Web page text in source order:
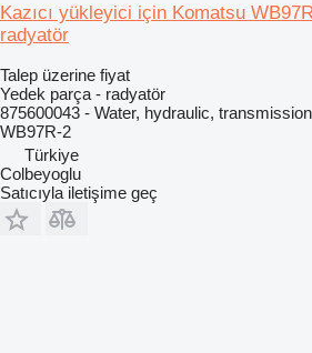
Kazıcı yükleyici için Komatsu
radyatör
Talep üzerine fiyat
Yedek parça - radyatör
875600043 - Water, hydraulic,
WB97R-2
Türkiye
Colbeyoglu
Satıcıyla iletişime geç